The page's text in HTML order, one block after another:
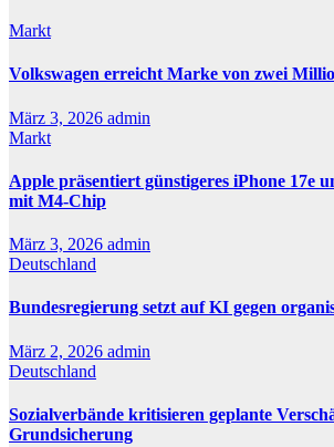
Markt
Volkswagen erreicht Marke von zwei
März 3, 2026 admin
Markt
Apple präsentiert günstigeres iPhone 17e
mit M4-Chip
März 3, 2026 admin
Deutschland
Bundesregierung setzt auf KI gegen
März 2, 2026 admin
Deutschland
Sozialverbände kritisieren geplante
Grundsicherung